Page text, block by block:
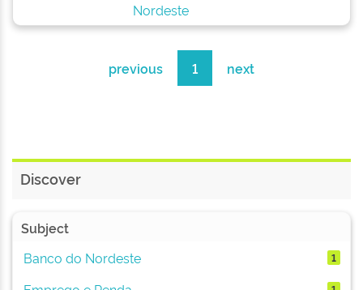
Nordeste
previous 1 next
Discover
Subject
Banco do Nordeste
1